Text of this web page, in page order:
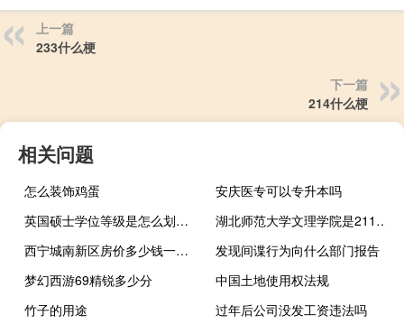
上一篇
233什么梗
下一篇
214什么梗
相关问题
怎么装饰鸡蛋
安庆医专可以专升本吗
英国硕士学位等级是怎么划分的
湖北师范大学文理学院是211大学吗
西宁城南新区房价多少钱一平米
发现间谍行为向什么部门报告
梦幻西游69精锐多少分
中国土地使用权法规
竹子的用途
过年后公司没发工资违法吗